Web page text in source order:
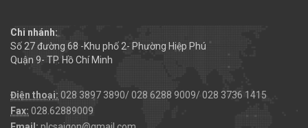
Chi nhánh:
Số 27 đường 68 -Khu phố 2- Phường Hiệp Phú
Quận 9- TP. Hồ Chí Minh
Điện thoại: 028 3897 3890/ 028 6288 9009/ 028 3736 1415
Fax: 028.62889009